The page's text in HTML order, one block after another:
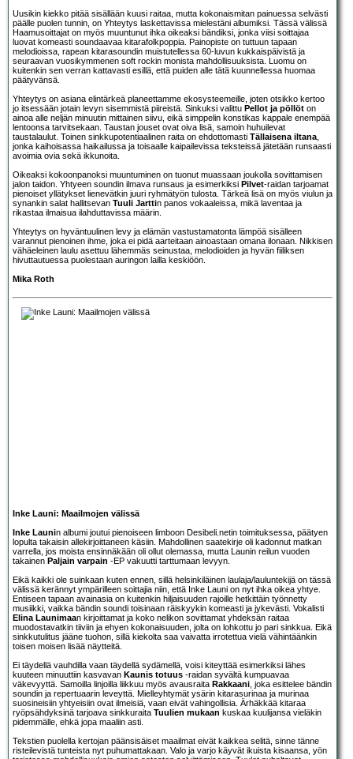
Uusikin kiekko pitää sisällään kuusi raitaa, mutta kokonaismitan painuessa selvästi
päälle puolen tunnin, on Yhteytys laskettavissa mielestäni albumiksi. Tässä välissä
Haamusoittajat on myös muuntunut ihka oikeaksi bändiksi, jonka viisi soittajaa
luovat komeasti soundaavaa kitarafolkpoppia. Painopiste on tuttuun tapaan
melodioissa, rapean kitarasoundin muistutellessa 60-luvun kukkaispäivistä ja
seuraavan vuosikymmenen soft rockin monista mahdollisuuksista. Luomu on
kuitenkin sen verran kattavasti esillä, että puiden alle tätä kuunnellessa huomaa
päätyvänsä.
Yhteytys on asiana elintärkeä planeettamme ekosysteemeille, joten otsikko kertoo
jo itsessään jotain levyn sisemmistä piireistä. Sinkuksi valittu Pellot ja pöllöt on
ainoa alle neljän minuutin mittainen siivu, eikä simppelin konstikas kappale enempää
lentoonsa tarvitsekaan. Taustan jouset ovat oiva lisä, samoin huhuilevat
taustalaulut. Toinen sinkkupotentiaalinen raita on ehdottomasti Tällaisena iltana
jonka kaihoisassa haikailussa ja toisaalle kaipailevissa teksteissä jätetään runsaasti
avoimia ovia sekä ikkunoita.
Oikeaksi kokoonpanoksi muuntuminen on tuonut muassaan joukolla sovittamisen
jalon taidon. Yhtyeen soundin ilmava runsaus ja esimerkiksi Pilvet-raidan tarjoamat
pienoiset yllätykset lienevätkin juuri ryhmätyön tulosta. Tärkeä lisä on myös viulun ja
synankin salat hallitsevan Tuuli Jarttin panos vokaaleissa, mikä laventaa ja
rikastaa ilmaisua ilahduttavissa määrin.
Yhteytys on hyväntuulinen levy ja elämän vastustamatonta lämpöä sisälleen
varannut pienoinen ihme, joka ei pidä aarteitaan ainoastaan omana ilonaan. Nikkisen
vähäeleinen laulu asettuu lähemmäs seinustaa, melodioiden ja hyvän fiiliksen
hivuttautuessa puolestaan auringon lailla keskiöön.
Mika Roth
Inke Launi: Maailmojen välissä
Inke Launin albumi joutui pienoiseen limboon Desibeli.netin toimituksessa, päätyen
lopulta takaisin allekirjoittaneen käsiin. Mahdollinen saatekirje oli kadonnut matkan
varrella, jos moista ensinnäkään oli ollut olemassa, mutta Launin reilun vuoden
takainen Paljain varpain -EP vakuutti tarttumaan levyyn.
Eikä kaikki ole suinkaan kuten ennen, sillä helsinkiläinen laulaja/lauluntekijä on tässä
välissä kerännyt ympärilleen soittajia niin, että Inke Launi on nyt ihka oikea yhtye.
Entiseen tapaan avainasia on kuitenkin hiljaisuuden rajoille hetkittäin työnnetty
musiikki, vaikka bändin soundi toisinaan räiskyykin komeasti ja jykevästi. Vokalisti
Elina Launimaan kirjoittamat ja koko nelikon sovittamat yhdeksän raitaa
muodostavatkin tiiviin ja ehyen kokonaisuuden, jolta on lohkottu jo pari sinkkua. Eikä
sinkkutulitus jääne tuohon, sillä kiekolta saa vaivatta irrotettua vielä vähintäänkin
toisen moisen lisää näytteitä.
Ei täydellä vauhdilla vaan täydellä sydämellä, voisi kiteyttää esimerkiksi lähes
kuuteen minuuttiin kasvavan Kaunis totuus -raidan syvältä kumpuavaa
väkevyyttä. Samoilla linjoilla liikkuu myös avausraita Rakkaani , joka esittelee bändin
soundin ja repertuaarin leveyttä. Mielleyhtymät ysärin kitarasurinaa ja murinaa
suosineisiin yhtyeisiin ovat ilmeisiä, vaan eivät vahingollisia. Ärhäkkää kitaraa
ryöpsähdyksinä tarjoava sinkkuraita Tuulien mukaan kuskaa kuulijansa vieläkin
pidemmälle, ehkä jopa maaliin asti.
Tekstien puolella kertojan päänsisäiset maailmat eivät kaikkea selitä, sinne tänne
risteilevistä tunteista nyt puhumattakaan. Valo ja varjo käyvät ikuista kisaansa, yön